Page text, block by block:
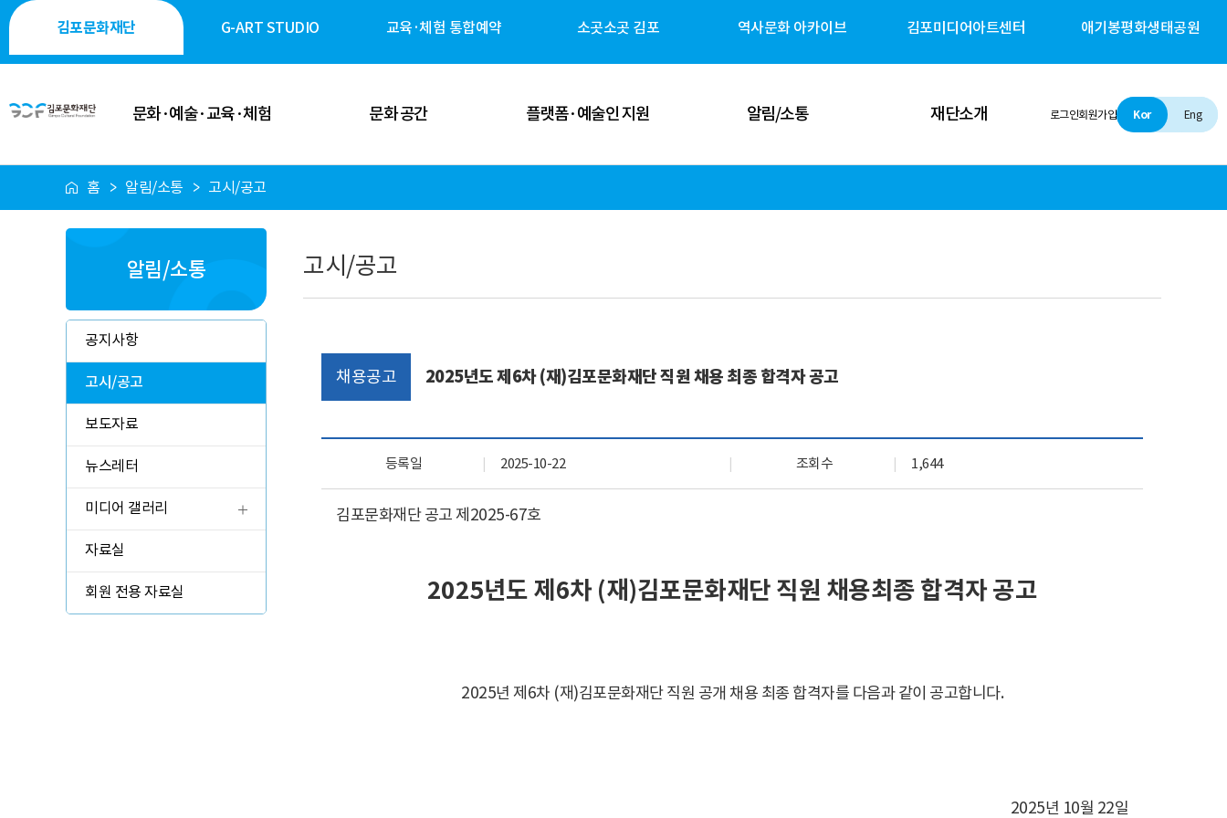
김포문화재단 G-ART STUDIO 교육·체험 통합예약 소곳소곳 김포 역사문화 아카이브 김포미디어아트센터 애기봉평화생태공원
문화·예술·교육·체험
이달의 일정
전시 안내
축제 안내
교육·체험 신청 ↗
문화 공간
역사·생태·체험 공간
시설 대관안내
플랫폼·예술인 지원
역사문화 아카이브 ↗
알림/소통
미디어 갤러리
회원 전용 자료실
재단소개
문화곳간
로그인회원가입 Kor Eng
홈 알림/소통 고시/공고
알림/소통
공지사항
고시/공고
보도자료
뉴스레터
미디어 갤러리
자료실
회원 전용 자료실
고시/공고
채용공고 2025년도 제6차 (재)김포문화재단 직원 채용 최종 합격자 공고
등록일 2025-10-22 조회수 1,644
김포문화재단 공고 제 2025-67호
2025년도 제 6차 (재)김포문화재단 직원 채용최종 합격자 공고
2025년 제 6차 (재)김포문화재단 직원 공개 채용 최종 합격자를 다음과 같이 공고합니다.
2025년 10월 22일